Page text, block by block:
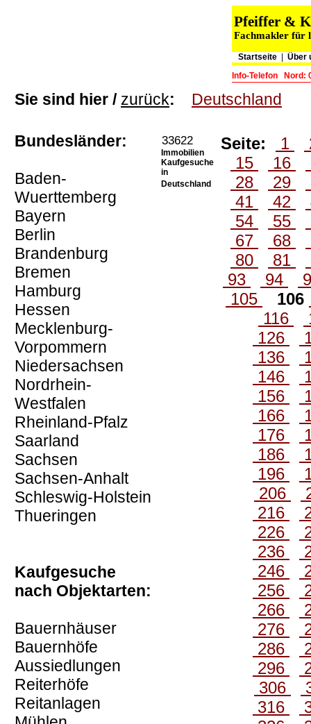
Pfeiffer &
Fachmakler für
Startseite
Über
Info-Telefon
Nord:
Sie sind hier / zurück: Deutschland
Bundesländer:
Baden-
Wuerttemberg
Bayern
Berlin
Brandenburg
Bremen
Hamburg
Hessen
Mecklenburg-
Vorpommern
Niedersachsen
Nordrhein-
Westfalen
Rheinland-Pfalz
Saarland
Sachsen
Sachsen-Anhalt
Schleswig-Holstein
Thueringen
Kaufgesuche
nach Objektarten:
Bauernhäuser
Bauernhöfe
Aussiedlungen
Reiterhöfe
Reitanlagen
33622
Immobilien
Kaufgesuche
in
Deutschland
Seite: 1
15
16
28
29
41
42
54
55
67
68
80
81
93
94
105
106
116
126
136
146
156
166
176
186
196
206
216
226
236
246
256
266
276
286
296
306
316